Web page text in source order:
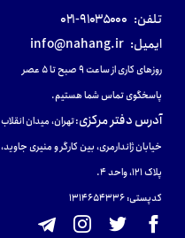
تلفن: ۹۱۰۳۵۰۰۰-۰۲۱
ایمیل: info@nahang.ir
روزهای کاری از ساعت ۹ صبح تا ۵ عصر
پاسخگوی تماس شما هستیم.
آدرس دفتر مرکزی:تهران، میدان انقلاب
خیابان ژاندارمری، بین کارگر و منیری جاوید،
پلاک 121، واحد ۴.
کدپستی: 131465433۶